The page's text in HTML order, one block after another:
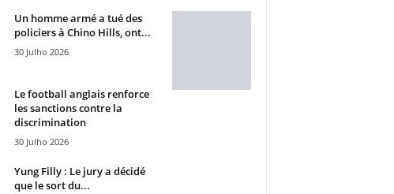
Un homme armé a tué des
policiers à Chino Hills, ont...
30 Julho 2026
Le football anglais renforce
les sanctions contre la
discrimination
30 Julho 2026
Yung Filly : Le jury a décidé
que le sort du...